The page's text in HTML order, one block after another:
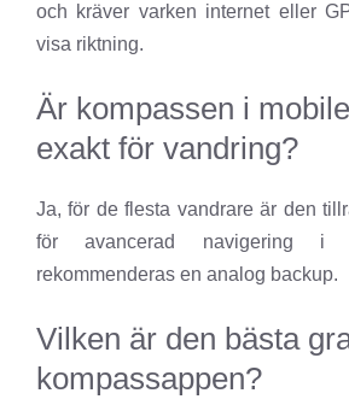
och kräver varken internet eller
visa riktning.
Är kompassen i
exakt för vandring?
Ja, för de flesta vandrare är den
för avancerad navigering i
rekommenderas en analog backup.
Vilken är den bästa
kompassappen?